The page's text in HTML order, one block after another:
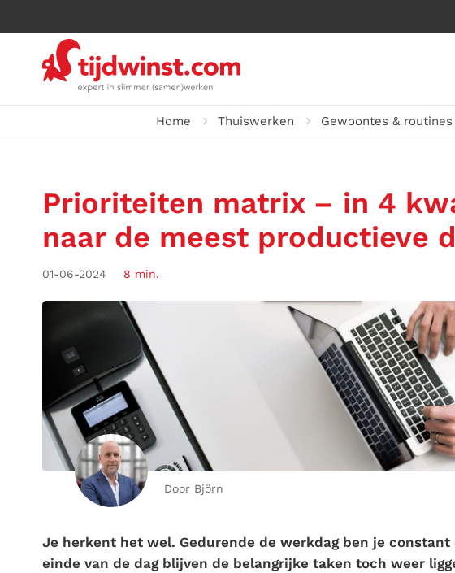
Home Thuiswerken Gewoontes & routines
Prioriteiten matrix – in 4
naar de meest productieve
01-06-2024 8 min.
Door Björn
Je herkent het wel. Gedurende de werkdag ben je
einde van de dag blijven de belangrijke taken toch weer